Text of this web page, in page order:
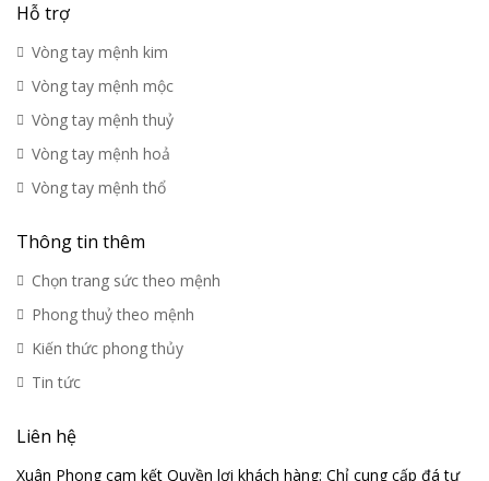
Hỗ trợ
Vòng tay mệnh kim
Vòng tay mệnh mộc
Vòng tay mệnh thuỷ
Vòng tay mệnh hoả
Vòng tay mệnh thổ
Thông tin thêm
Chọn trang sức theo mệnh
Phong thuỷ theo mệnh
Kiến thức phong thủy
Tin tức
Liên hệ
Xuân Phong cam kết Quyền lợi khách hàng: Chỉ cung cấp đá tự